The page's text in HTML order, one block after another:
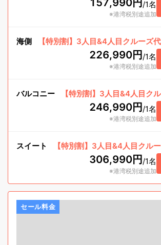
157,990円/1名
※港湾税別途追加
海側 【特別割】3人目&4人目クルーズ
226,990円/1名
※港湾税別途追加
バルコニー 【特別割】3人目&4人目ク
246,990円/1名
※港湾税別途追加
スイート 【特別割】3人目&4人目クル
306,990円/1名
※港湾税別途追加
セール料金